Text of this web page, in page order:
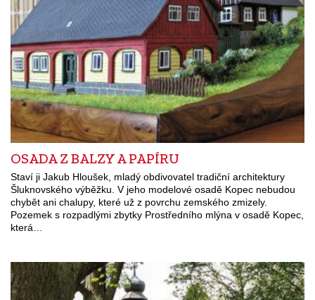
OSADA Z BALZY A PAPÍRU
Staví ji Jakub Hloušek, mladý obdivovatel tradiční architektury
Šluknovského výběžku. V jeho modelové osadě Kopec nebudou
chybět ani chalupy, které už z povrchu zemského zmizely.
Pozemek s rozpadlými zbytky Prostředního mlýna v osadě Kopec,
která…